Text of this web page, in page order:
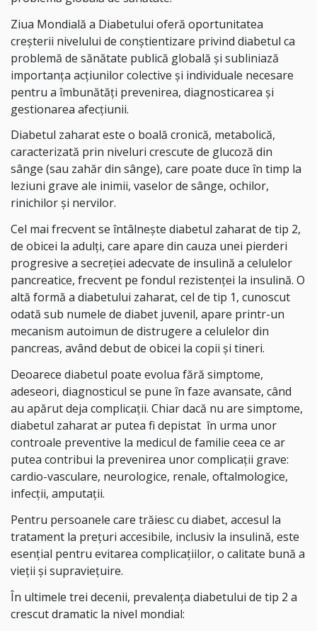
Ziua Mondială a Diabetului oferă oportunitatea
creșterii nivelului de conștientizare privind diabetul ca
problemă de sănătate publică globală și subliniază
importanţa acțiunilor colective și individuale necesare
pentru a îmbunătăți prevenirea, diagnosticarea și
gestionarea afecțiunii.
Diabetul zaharat este o boală cronică, metabolică,
caracterizată prin niveluri crescute de glucoză din
sânge (sau zahăr din sânge), care poate duce în timp la
leziuni grave ale inimii, vaselor de sânge, ochilor,
rinichilor și nervilor.
Cel mai frecvent se întâlnește diabetul zaharat de tip 2,
de obicei la adulți, care apare din cauza unei pierderi
progresive a secreției adecvate de insulină a celulelor
pancreatice, frecvent pe fondul rezistenței la insulină. O
altă formă a diabetului zaharat, cel de tip 1, cunoscut
odată sub numele de diabet juvenil, apare printr-un
mecanism autoimun de distrugere a celulelor din
pancreas, având debut de obicei la copii și tineri.
Deoarece diabetul poate evolua fără simptome,
adeseori, diagnosticul se pune în faze avansate, când
au apărut deja complicații. Chiar dacă nu are simptome,
diabetul zaharat ar putea fi depistat în urma unor
controale preventive la medicul de familie ceea ce ar
putea contribui la prevenirea unor complicații grave:
cardio-vasculare, neurologice, renale, oftalmologice,
infecții, amputații.
Pentru persoanele care trăiesc cu diabet, accesul la
tratament la prețuri accesibile, inclusiv la insulină, este
esențial pentru evitarea complicațiilor, o calitate bună a
vieții și supraviețuire.
În ultimele trei decenii, prevalența diabetului de tip 2 a
crescut dramatic la nivel mondial: